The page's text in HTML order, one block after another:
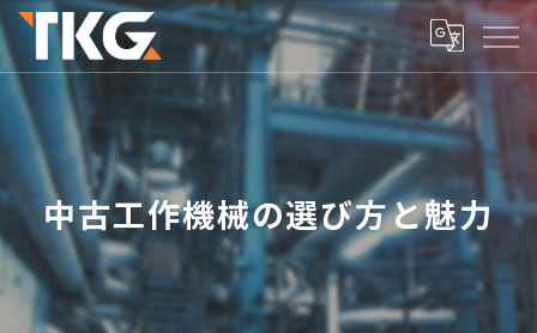
中古工作機械の選び方と魅力